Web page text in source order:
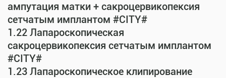
ампутация матки + сакроцервикопексия
сетчатым имплантом #CITY#
1.22 Лапароскопическая
сакроцервикопексия сетчатым имплантом
#CITY#
1.23 Лапароскопическое клипирование